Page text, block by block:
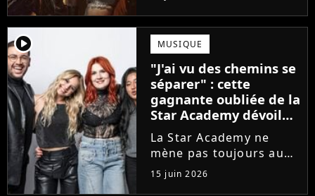
gagnante totalement
oubliée de l'émission
est aujourd'hui plus
écoutée en streaming
que Jenifer et Nolwenn
Leroy !
player2 MUSIQUE
"J'ai vu des chemins se
séparer" : cette
gagnante oubliée de la
Star Academy dévoile
l'envers du décor du
métier
La Star Academy ne
mène pas toujours au
succès. Après l'échec de
son premier album,
15 juin 2026